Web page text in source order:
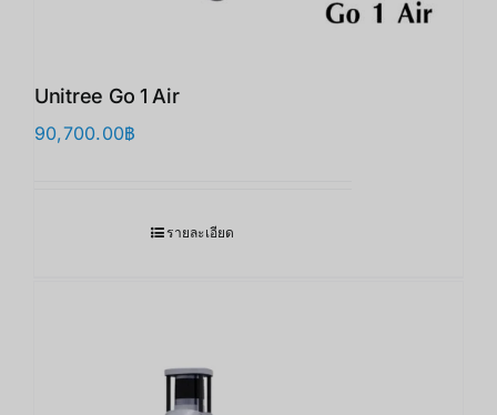
Unitree Go 1 Air
90,700.00฿
รายละเอียด